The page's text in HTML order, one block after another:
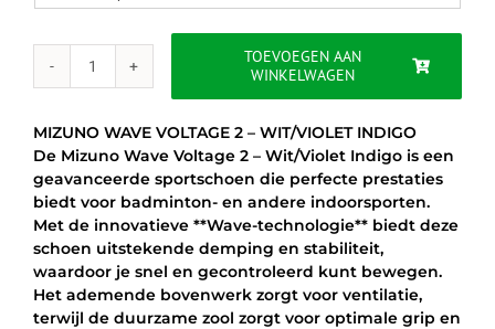
MIZUNO
2
WIT/VIOLET
INDIGO
aantal
TOEVOEGEN AAN
WINKELWAGEN
MIZUNO WAVE VOLTAGE 2 – WIT/VIOLET INDIGO
De Mizuno Wave Voltage 2 – Wit/Violet Indigo is een
geavanceerde sportschoen die perfecte prestaties
biedt voor badminton- en andere indoorsporten.
Met de innovatieve **Wave-technologie** biedt deze
schoen uitstekende demping en stabiliteit,
waardoor je snel en gecontroleerd kunt bewegen.
Het ademende bovenwerk zorgt voor ventilatie,
terwijl de duurzame zool zorgt voor optimale grip en